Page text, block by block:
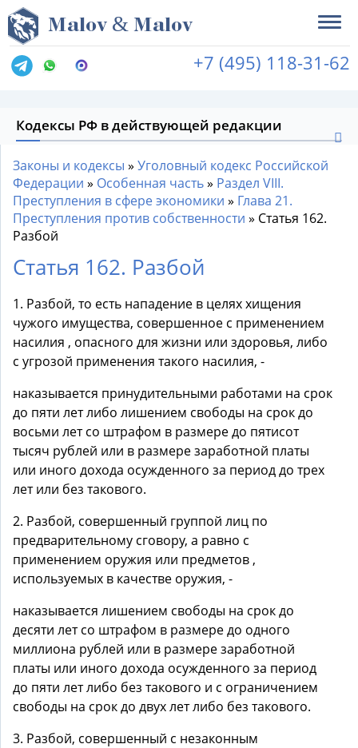
Malov & Malov
+7 (495) 118-31-62
Кодексы РФ в действующей редакции
Законы и кодексы » Уголовный кодекс Российской
Федерации » Особенная часть» Раздел VIII.
Преступления в сфере экономики » Глава 21.
Преступления против собственности » Статья 162.
Разбой
Статья 162. Разбой
1. Разбой, то есть нападение в целях хищения
чужого имущества, совершенное с применением
насилия , опасного для жизни или здоровья, либо
с угрозой применения такого насилия, -
наказывается принудительными работами на срок
до пяти лет либо лишением свободы на срок до
восьми лет со штрафом в размере до пятисот
тысяч рублей или в размере заработной платы
или иного дохода осужденного за период до трех
лет или без такового.
2. Разбой, совершенный группой лиц по
предварительному сговору, а равно с
применением оружия или предметов ,
используемых в качестве оружия, -
наказывается лишением свободы на срок до
десяти лет со штрафом в размере до одного
миллиона рублей или в размере заработной
платы или иного дохода осужденного за период
до пяти лет либо без такового и с ограничением
свободы на срок до двух лет либо без такового.
3. Разбой, совершенный с незаконным